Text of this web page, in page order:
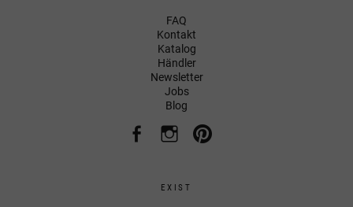
FAQ
Kontakt
Katalog
Händler
Newsletter
Jobs
Blog
EXIST